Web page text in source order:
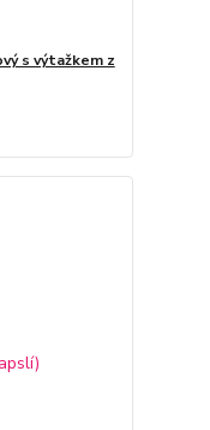
s výtažkem z